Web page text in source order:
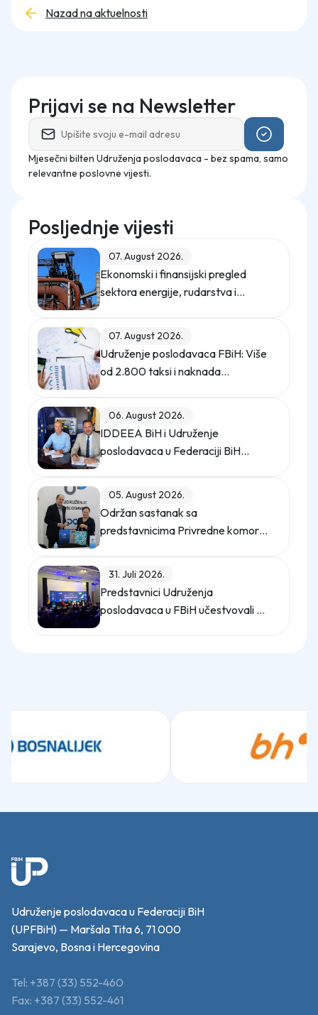
Nazad na aktuelnosti
Prijavi se na Newsletter
Mjesečni bilten Udruženja poslodavaca - bez spama, samo
relevantne poslovne vijesti.
Posljednje vijesti
07. August 2026.
Ekonomski i finansijski pregled
sektora energije, rudarstva i
07. August 2026.
Udruženje poslodavaca FBiH: Više
od 2.800 taksi i naknada
06. August 2026.
IDDEEA BiH i Udruženje
poslodavaca u Federaciji BiH
05. August 2026.
Održan sastanak sa
predstavnicima Privredne komore
31. Juli 2026.
Predstavnici Udruženja
poslodavaca u FBiH učestvovali na
Udruženje poslodavaca u Federaciji BiH
(UPFBiH) — Maršala Tita 6, 71 000
Sarajevo, Bosna i Hercegovina
Tel: +387 (33) 552-460
Fax: +387 (33) 552-461